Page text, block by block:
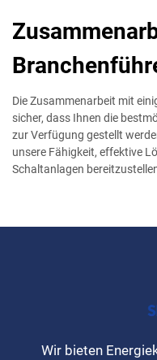
Die Zusammenarbeit mit
sicher, dass Ihnen die
zur Verfügung gestellt
unsere Fähigkeit, effektive
Schaltanlagen
Wir bieten